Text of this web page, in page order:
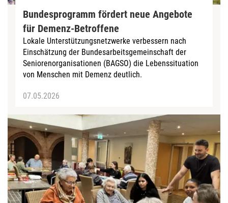
Bundesprogramm fördert neue Angebote
für Demenz-Betroffene
Lokale Unterstützungsnetzwerke verbessern nach
Einschätzung der Bundesarbeitsgemeinschaft der
Seniorenorganisationen (BAGSO) die Lebenssituation
von Menschen mit Demenz deutlich.
07.05.2026